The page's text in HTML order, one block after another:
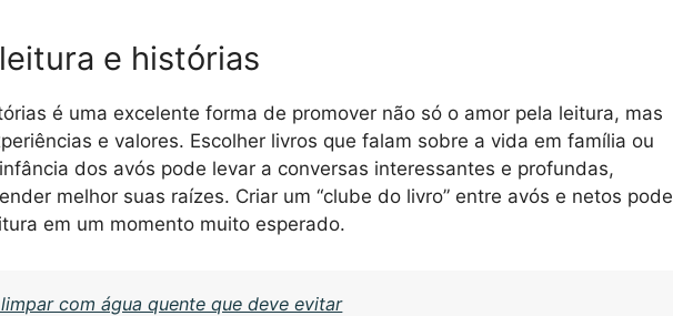
e histórias
é uma excelente forma de promover não só o amor pela leitura, mas
e valores. Escolher livros que falam sobre a vida em família ou
dos avós pode levar a conversas interessantes e profundas,
melhor suas raízes. Criar um “clube do livro” entre avós e netos pode
em um momento muito esperado.
com água quente que deve evitar